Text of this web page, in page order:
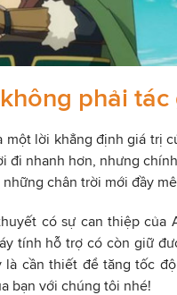
phải tác
một lời khẳng định giá trị
đi nhanh hơn, nhưng
chân trời mới đầy
có sự can thiệp của
tính hỗ trợ có còn giữ
cần thiết để tăng tốc
bạn với chúng tôi nhé!